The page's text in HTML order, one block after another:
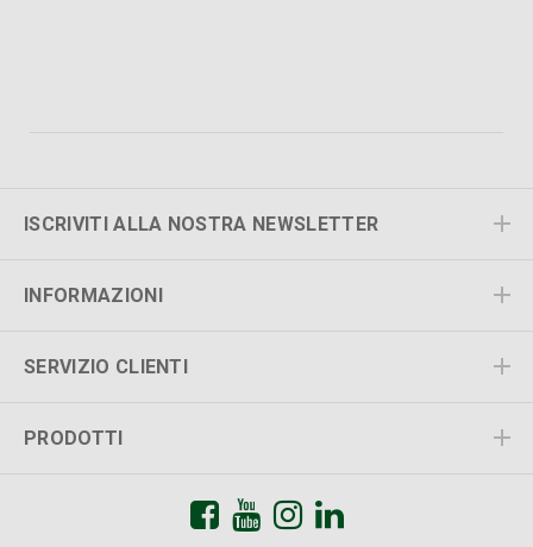
ISCRIVITI ALLA NOSTRA NEWSLETTER
INFORMAZIONI
SERVIZIO CLIENTI
PRODOTTI